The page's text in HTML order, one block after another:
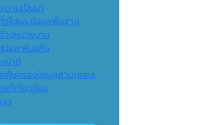
วามเป็นมา
ไปและข้อมูลพื้นฐาน
างหน่วยงาน
และพันธกิจ
น้าที่
คุ้มครองข้อมูลส่วนบุคคล
ที่เกี่ยวข้อง
า